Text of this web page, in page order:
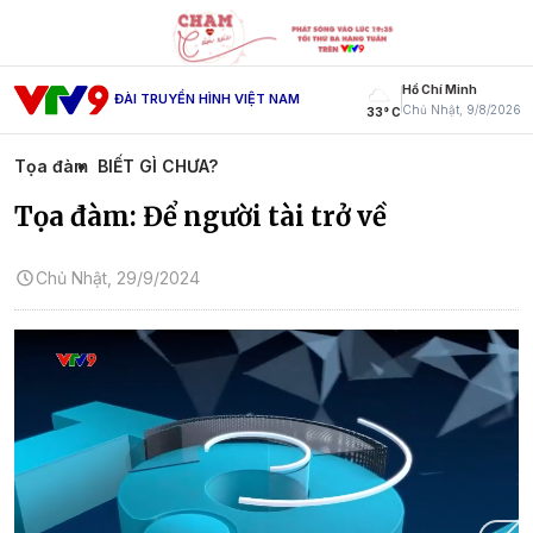
ĐÀI TRUYỀN HÌNH VIỆT NAM
33° C
Hồ Chí Minh
Chủ Nhật, 9/8/2026
Tọa đàm BIẾT GÌ CHƯA?
Tọa đàm: Để người tài trở về
Chủ Nhật, 29/9/2024